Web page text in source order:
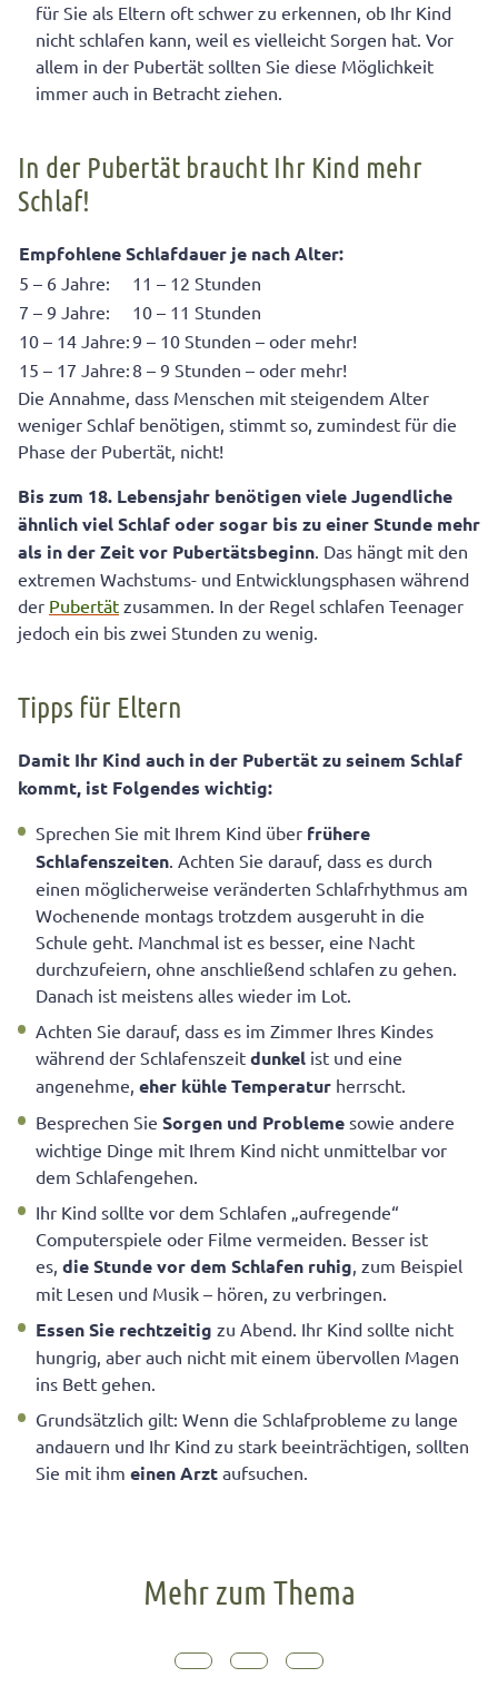
für Sie als Eltern oft schwer zu erkennen, ob Ihr Kind
nicht schlafen kann, weil es vielleicht Sorgen hat. Vor
allem in der Pubertät sollten Sie diese Möglichkeit
immer auch in Betracht ziehen.
In der Pubertät braucht Ihr Kind mehr
Schlaf!
Empfohlene Schlafdauer je nach Alter:
5 – 6 Jahre:
11 – 12 Stunden
7 – 9 Jahre:
10 – 11 Stunden
10 – 14 Jahre:9 – 10 Stunden – oder mehr!
15 – 17 Jahre: 8 – 9 Stunden – oder mehr!
Die Annahme, dass Menschen mit steigendem Alter
weniger Schlaf benötigen, stimmt so, zumindest für die
Phase der Pubertät, nicht!
Bis zum 18. Lebensjahr benötigen viele Jugendliche
ähnlich viel Schlaf oder sogar bis zu einer Stunde mehr
als in der Zeit vor Pubertätsbeginn. Das hängt mit den
extremen Wachstums- und Entwicklungsphasen während
der Pubertät zusammen. In der Regel schlafen Teenager
jedoch ein bis zwei Stunden zu wenig.
Tipps für Eltern
Damit Ihr Kind auch in der Pubertät zu seinem Schlaf
kommt, ist Folgendes wichtig:
Sprechen Sie mit Ihrem Kind über frühere
Schlafenszeiten. Achten Sie darauf, dass es durch
einen möglicherweise veränderten Schlafrhythmus am
Wochenende montags trotzdem ausgeruht in die
Schule geht. Manchmal ist es besser, eine Nacht
durchzufeiern, ohne anschließend schlafen zu gehen.
Danach ist meistens alles wieder im Lot.
Achten Sie darauf, dass es im Zimmer Ihres Kindes
während der Schlafenszeit dunkel ist und eine
angenehme, eher kühle Temperatur herrscht.
Besprechen Sie Sorgen und Probleme sowie andere
wichtige Dinge mit Ihrem Kind nicht unmittelbar vor
dem Schlafengehen.
Ihr Kind sollte vor dem Schlafen „aufregende“
Computerspiele oder Filme vermeiden. Besser ist
es, die Stunde vor dem Schlafen ruhig, zum Beispiel
mit Lesen und Musik – hören, zu verbringen.
Essen Sie rechtzeitig zu Abend. Ihr Kind sollte nicht
hungrig, aber auch nicht mit einem übervollen Magen
ins Bett gehen.
Grundsätzlich gilt: Wenn die Schlafprobleme zu lange
andauern und Ihr Kind zu stark beeinträchtigen, sollten
Sie mit ihm einen Arzt aufsuchen.
Mehr zum Thema